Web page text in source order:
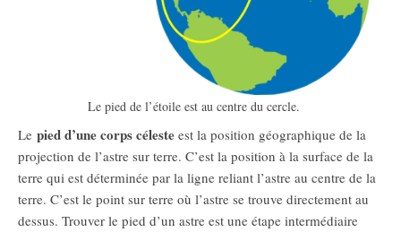
Le pied de l’étoile est au centre du cercle.
Le pied d’une corps céleste est la position géographique de la
projection de l’astre sur terre. C’est la position à la surface de la
terre qui est déterminée par la ligne reliant l’astre au centre de la
terre. C’est le point sur terre où l’astre se trouve directement au
dessus. Trouver le pied d’un astre est une étape intermédiaire